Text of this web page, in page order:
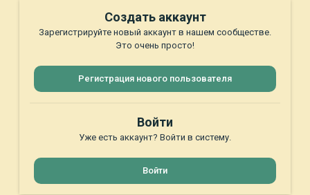
Создать аккаунт
Зарегистрируйте новый аккаунт в нашем сообществе.
Это очень просто!
Регистрация нового пользователя
Войти
Уже есть аккаунт? Войти в систему.
Войти